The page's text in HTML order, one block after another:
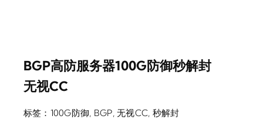
BGP高防服务器100G防御秒解封
无视CC
标签： 100G防御, BGP,无视CC, 秒解封